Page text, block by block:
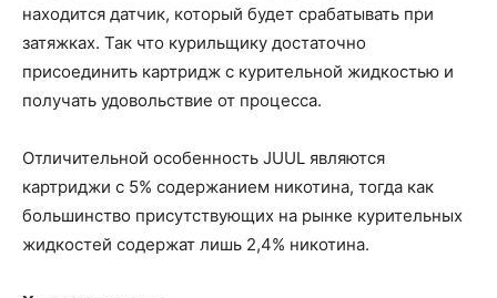
находится датчик, который будет срабатывать при
затяжках. Так что курильщику достаточно
присоединить картридж с курительной жидкостью и
получать удовольствие от процесса.
Отличительной особенность JUUL являются
картриджи с 5% содержанием никотина, тогда как
большинство присутствующих на рынке курительных
жидкостей содержат лишь 2,4% никотина.